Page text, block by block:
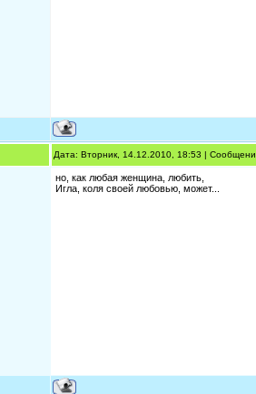
Дата: Вторник, 14.12.2010, 18:53 |
но, как любая женщина, любить,
Игла, коля своей любовью, может...